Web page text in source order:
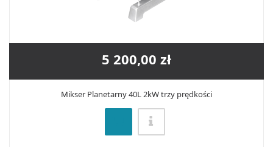
5 200,00 zł
Mikser Planetarny 40L 2kW trzy prędkości